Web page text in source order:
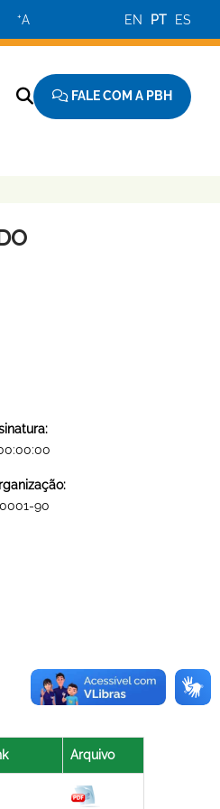
+A EN PT ES
FALE COM A PBH
90
Arquivo